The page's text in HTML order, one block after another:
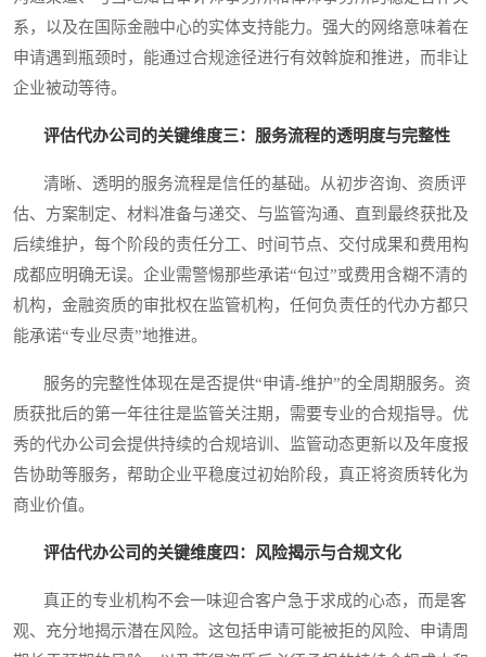
系，以及在国际金融中心的实体支持能力。强大的网络意味着在
申请遇到瓶颈时，能通过合规途径进行有效斡旋和推进，而非让
企业被动等待。
评估代办公司的关键维度三：服务流程的透明度与完整性
清晰、透明的服务流程是信任的基础。从初步咨询、资质评
估、方案制定、材料准备与递交、与监管沟通、直到最终获批及
后续维护，每个阶段的责任分工、时间节点、交付成果和费用构
成都应明确无误。企业需警惕那些承诺“包过”或费用含糊不清的
机构，金融资质的审批权在监管机构，任何负责任的代办方都只
能承诺“专业尽责”地推进。
服务的完整性体现在是否提供“申请-维护”的全周期服务。资
质获批后的第一年往往是监管关注期，需要专业的合规指导。优
秀的代办公司会提供持续的合规培训、监管动态更新以及年度报
告协助等服务，帮助企业平稳度过初始阶段，真正将资质转化为
商业价值。
评估代办公司的关键维度四：风险揭示与合规文化
真正的专业机构不会一味迎合客户急于求成的心态，而是客
观、充分地揭示潜在风险。这包括申请可能被拒的风险、申请周